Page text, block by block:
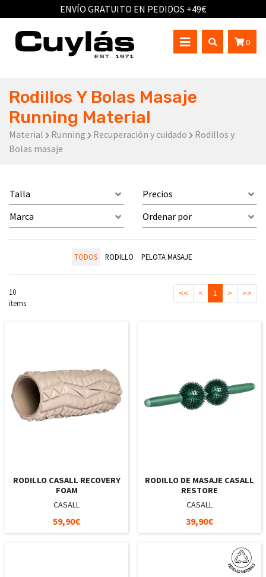
ENVÍO GRATUITO EN PEDIDOS +49€
0
Rodillos Y Bolas Masaje
Running Material
Material Running Recuperación y cuidado
Rodillos y
Bolas masaje
Talla
Precios
Marca
Ordenar por
TODOS RODILLO PELOTA MASAJE
10
items
<< < 1 > >>
RODILLO CASALL RECOVERY
FOAM
CASALL
59,90€
RODILLO DE MASAJE CASALL
RESTORE
CASALL
39,90€